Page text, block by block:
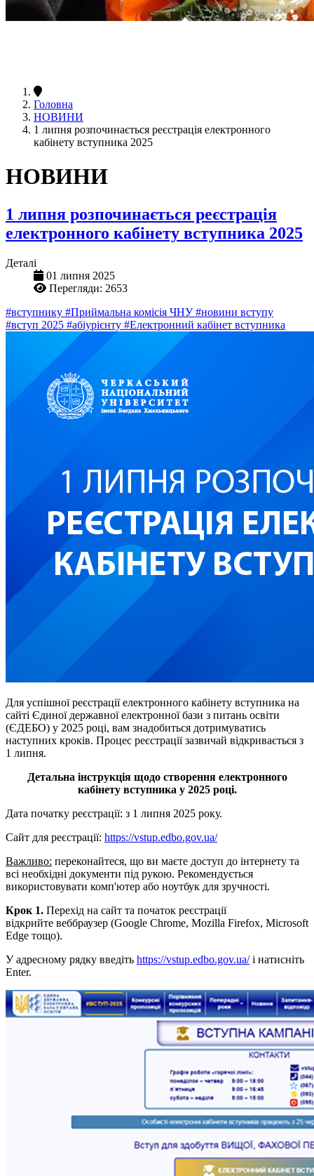
Головна
НОВИНИ
1 липня розпочинається реєстрація електронного
кабінету вступника 2025
НОВИНИ
1 липня розпочинається реєстрація
електронного кабінету вступника 2025
Деталі
01 липня 2025
Перегляди: 2653
#вступнику #Приймальна комісія ЧНУ#новини вступу
#вступ 2025 #абіурієнту #Електронний кабінет вступника
Для успішної реєстрації електронного кабінету вступника на
сайті Єдиної державної електронної бази з питань освіти
(ЄДЕБО) у 2025 році, вам знадобиться дотримуватись
наступних кроків. Процес реєстрації зазвичай відкривається з
1 липня.
Детальна інструкція щодо створення електронного
кабінету вступника у 2025 році.
Дата початку реєстрації: з 1 липня 2025 року.
Сайт для реєстрації: https://vstup.edbo.gov.ua/
Важливо: переконайтеся, що ви маєте доступ до інтернету та
всі необхідні документи під рукою. Рекомендується
використовувати комп'ютер або ноутбук для зручності.
Крок 1. Перехід на сайт та початок реєстрації
відкрийте веббраузер (Google Chrome, Mozilla Firefox, Microsoft
Edge тощо).
У адресному рядку введіть https://vstup.edbo.gov.ua/і натисніть
Enter.